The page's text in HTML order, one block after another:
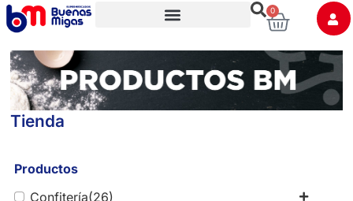
0
Tienda
Productos
Confitería(26)